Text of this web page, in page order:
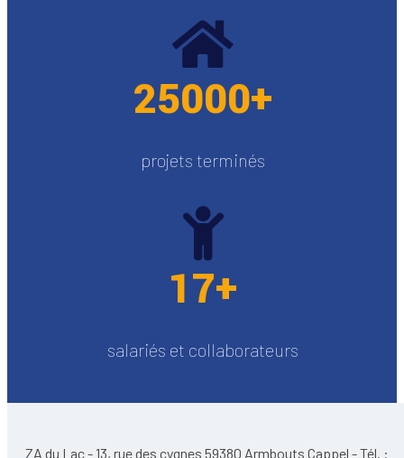
25000+
projets terminés
17+
salariés et collaborateurs
ZA du Lac - 13, rue des cygnes 59380 Armbouts Cappel - Tél. :